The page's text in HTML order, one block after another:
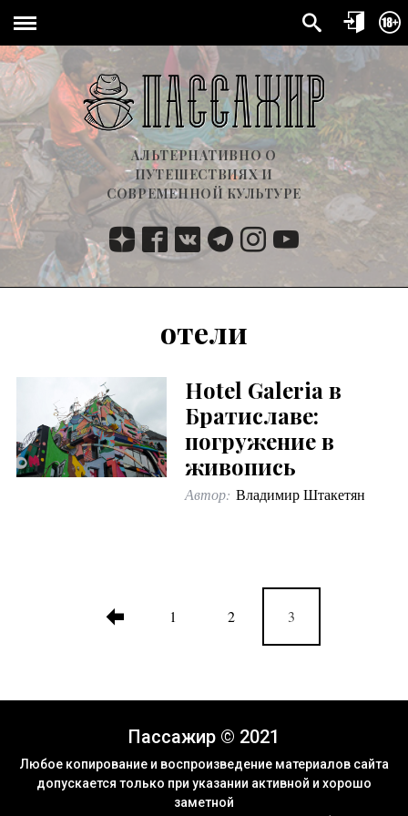
АЛЬТЕРНАТИВНО О
ПУТЕШЕСТВИЯХ И
СОВРЕМЕННОЙ КУЛЬТУРЕ
отели
Hotel Galeria в
Братиславе:
погружение в
живопись
Автор: Владимир Штакетян
1 2 3
Пассажир © 2021
Любое копирование и воспроизведение материалов сайта
допускается только при указании активной и хорошо
заметной